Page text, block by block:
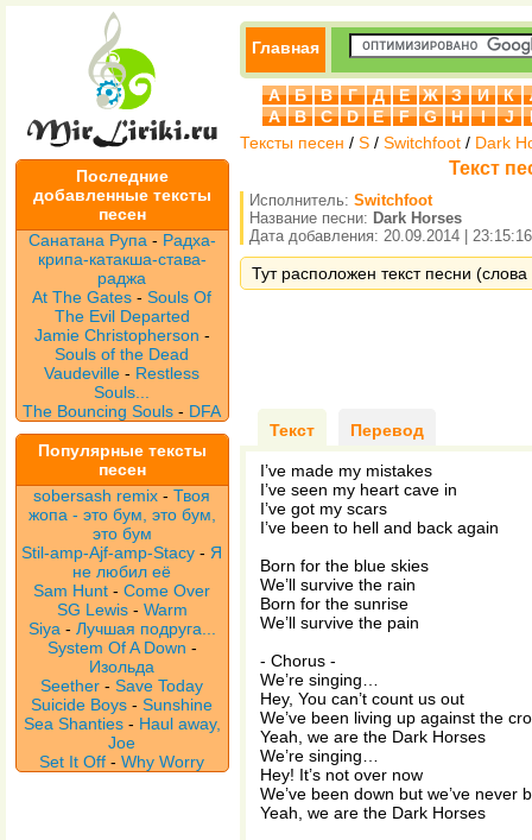
Последние
добавленные тексты
песен
Санатана Рупа - Радха-
крипа-катакша-става-
раджа
At The Gates -Souls Of
The Evil Departed
Jamie Christopherson -
Souls of the Dead
Vaudeville- Restless
Souls...
The Bouncing Souls - DFA
Популярные тексты
песен
sobersash remix -Твоя
жопа - это бум, это бум,
это бум
Stil-amp-Ajf-amp-Stacy - Я
не любил её
Sam Hunt -Come Over
SG Lewis - Warm
Siya - Лучшая подруга...
System Of A Down -
Изольда
Seether -Save Today
Suicide Boys -Sunshine
Sea Shanties - Haul away,
Joe
Set It Off -Why Worry
Главная
А Б В Г Д Е Ж З И К
A
B C D E F G H I J
Тексты песен / S / Switchfoot / Dark
Текст
Исполнитель: Switchfoot
Название песни: Dark Horses
Дата добавления: 20.09.2014 | 23:15:16
Тут расположен текст песни
Текст Перевод
I’ve made my mistakes
I’ve seen my heart cave in
I’ve got my scars
I’ve been to hell and back again
Born for the blue skies
We’ll survive the rain
Born for the sunrise
We’ll survive the pain
- Chorus -
We’re singing…
Hey, You can’t count us out
We’ve been living up against the
Yeah, we are the Dark Horses
We’re singing…
Hey! It’s not over now
We’ve been down but we’ve never
Yeah, we are the Dark Horses